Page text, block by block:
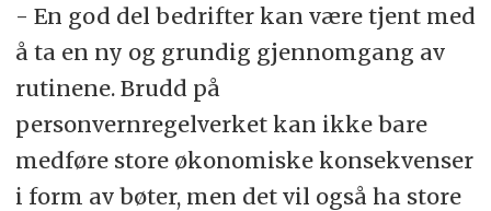
- En god del bedrifter kan være tjent med
å ta en ny og grundig gjennomgang av
rutinene. Brudd på
personvernregelverket kan ikke bare
medføre store økonomiske konsekvenser
i form av bøter, men det vil også ha store